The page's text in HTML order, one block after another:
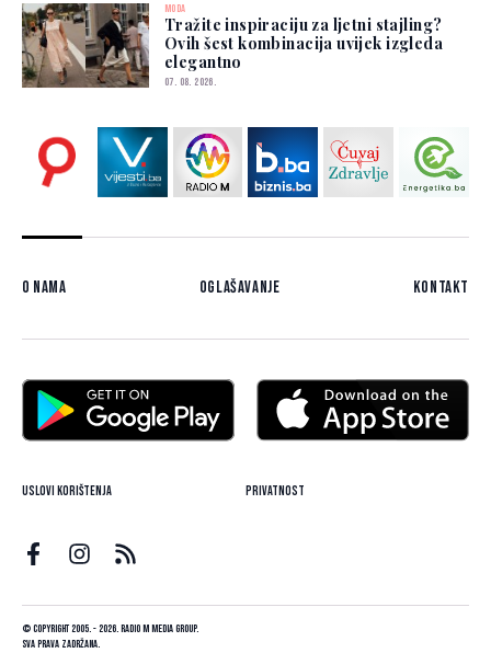
MODA
Tražite inspiraciju za ljetni stajling?
Ovih šest kombinacija uvijek izgleda
elegantno
07. 08. 2026.
O nama Oglašavanje Kontakt
Uslovi korištenja Privatnost
© Copyright 2005. - 2026. Radio M Media Group.
Sva prava zadržana.